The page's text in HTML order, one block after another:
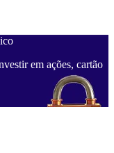
em ações, cartão